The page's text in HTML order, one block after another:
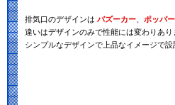
排気口のデザインは バズーカー
ポッパー
違いはデザインのみで性能には変わりあ
シンプルなデザインで上品なイメージで